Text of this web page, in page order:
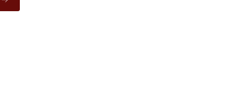
Триватиме скаутський фестиваль з 3 до 5 листопада.